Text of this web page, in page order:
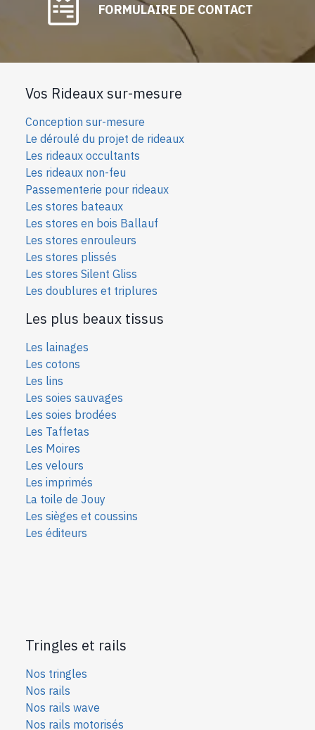
FORMULAIRE DE CONTACT
Vos Rideaux sur-mesure
Conception sur-mesure
Le déroulé du projet de rideaux
Les rideaux occultants
Les rideaux non-feu
Passementerie pour rideaux
Les stores bateaux
Les stores en bois Ballauf
Les stores enrouleurs
Les stores plissés
Les stores Silent Gliss
Les doublures et triplures
Les plus beaux tissus
Les lainages
Les cotons
Les lins
Les soies sauvages
Les soies brodées
Les Taffetas
Les Moires
Les velours
Les imprimés
La toile de Jouy
Les sièges et coussins
Les éditeurs
Tringles et rails
Nos tringles
Nos rails
Nos rails wave
Nos rails motorisés